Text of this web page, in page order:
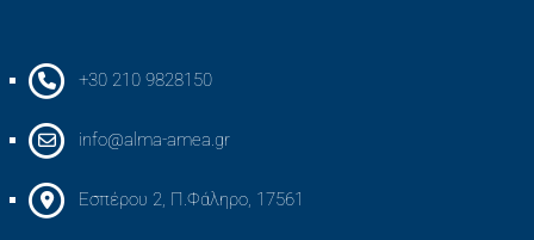
+30 210 9828150
info@alma-amea.gr
Εσπέρου 2, Π.Φάληρο, 17561